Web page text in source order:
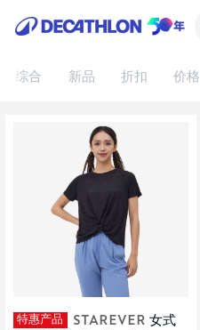
综合 新品 折扣 价格
特惠产品 STAREVER 女式